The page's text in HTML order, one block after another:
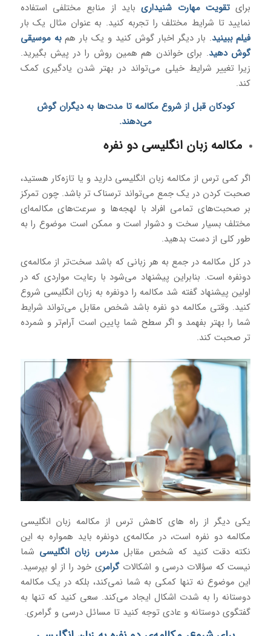
برایتقویت مهارت شنیداریباید از منابع مختلفی استفاده
نمایید تا شرایط مختلف را تجربه کنید. به عنوان مثال یک ‌بار
فیلم ببینید. بار دیگر اخبار گوش کنید و یک ‌بار همبه موسیقی
گوش دهید. برای خواندن هم همین روش را در پیش بگیرید.
زیرا تغییر شرایط خیلی می‌تواند در بهتر شدن یادگیری کمک
کند.
کودکان قبل از شروع مکالمه تا مدت‌ها به دیگران گوش
می‌دهند.
مکالمه زبان انگلیسی دو نفره
اگر کمی ترس از مکالمه زبان انگلیسی دارید و یا تازه‌کار هستید،
صحبت کردن در یک جمع می‌تواند ترسناک ‌تر باشد. چون تمرکز
بر صحبت‌های تمامی افراد با لهجه‌ها و سرعت‌های مکالمه‌ای
مختلف بسیار سخت و دشوار است و ممکن است موضوع را به
‌طور کلی از دست بدهید.
در کل مکالمه در جمع به هر زبانی که باشد سخت‌تر از مکالمه‌ی
دونفره است. بنابراین پیشنهاد می‌شود با رعایت مواردی که در
اولین پیشنهاد گفته شد مکالمه‌ را دونفره به زبان انگلیسی شروع
کنید. وقتی مکالمه دو نفره باشد شخص مقابل می‌تواند شرایط
شما را بهتر بفهمد و اگر سطح شما پایین است آرام‌تر و شمرده
تر صحبت کند.
یکی دیگر از راه های کاهش ترس از مکالمه زبان انگلیسی
مکالمه دو نفره است، در مکالمه‌ی دونفره باید همواره به این
نکته دقت کنید که شخص مقابلمدرس زبان انگلیسی شما
نیست که سؤالات درسی و اشکالات گرامری خود را از او بپرسید.
این موضوع نه ‌تنها کمکی به شما نمی‌کند، بلکه در یک مکالمه
دوستانه را به‌ شدت اشکال ایجاد می‌کند. سعی کنید که تنها به
گفتگوی دوستانه و عادی توجه کنید تا مسائل درسی و گرامری.